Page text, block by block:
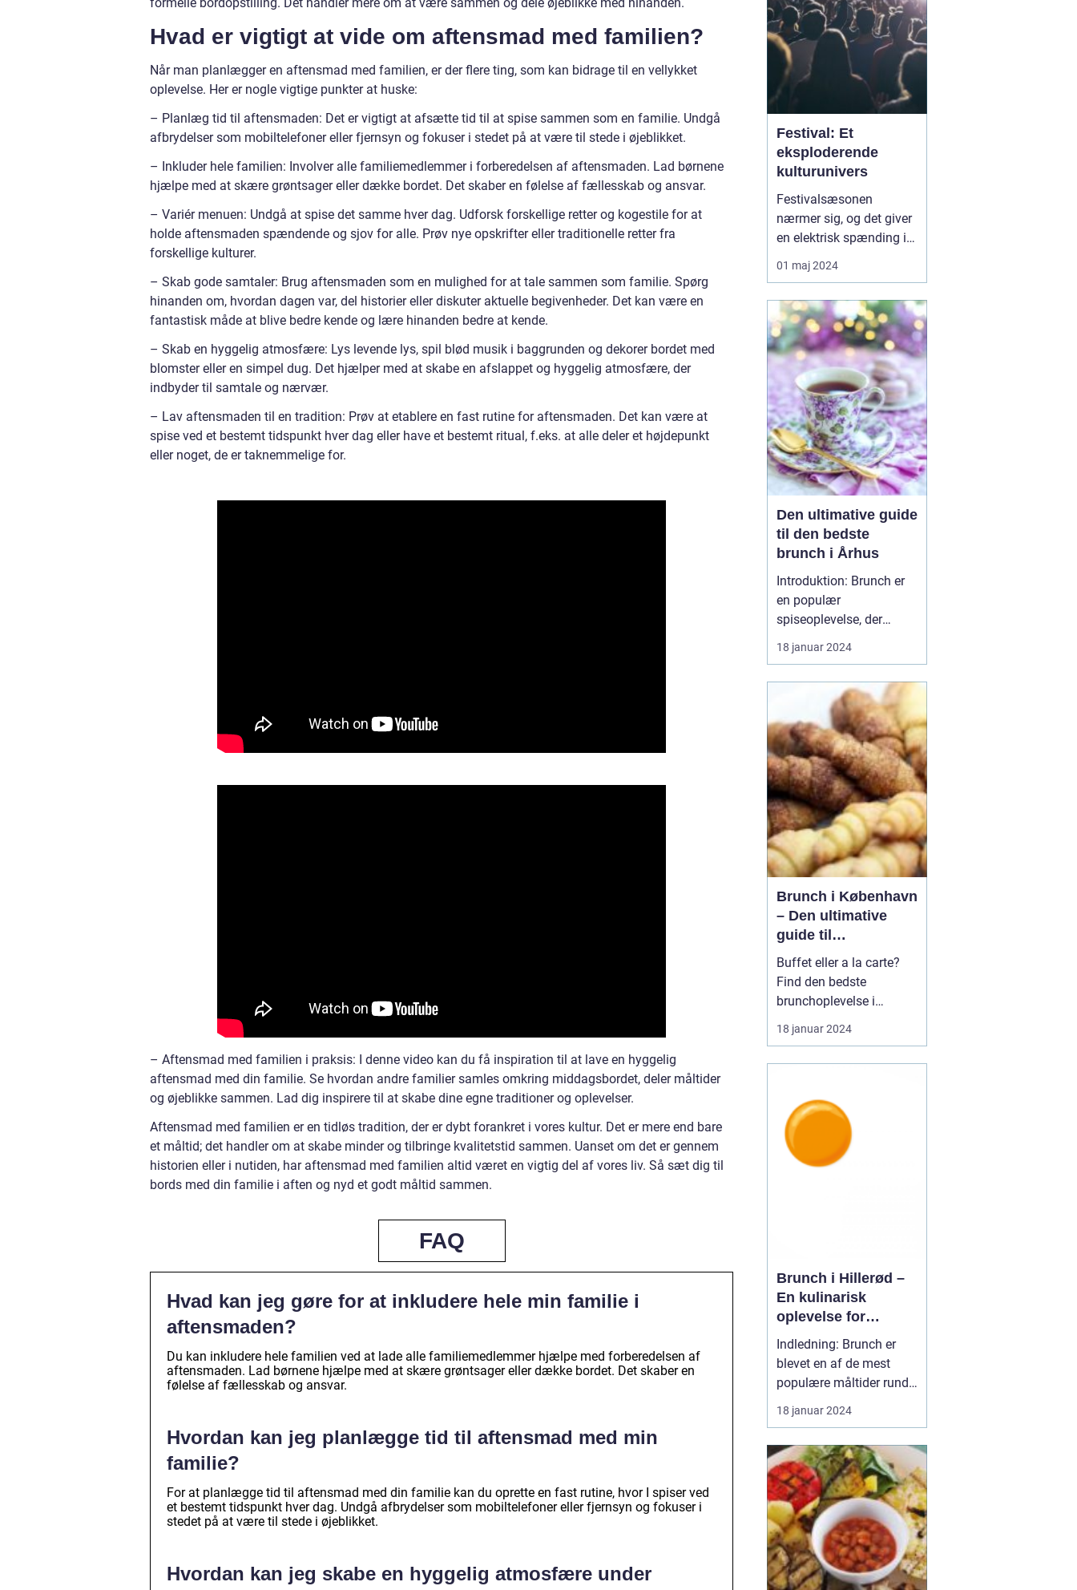
formelle bordopstilling. Det handler mere om at være sammen og dele øjeblikke med hinanden.
Hvad er vigtigt at vide om aftensmad med familien?
Når man planlægger en aftensmad med familien, er der flere ting, som kan bidrage til en vellykket
oplevelse. Her er nogle vigtige punkter at huske:
– Planlæg tid til aftensmaden: Det er vigtigt at afsætte tid til at spise sammen som en familie. Undgå
afbrydelser som mobiltelefoner eller fjernsyn og fokuser i stedet på at være til stede i øjeblikket.
– Inkluder hele familien: Involver alle familiemedlemmer i forberedelsen af aftensmaden. Lad børnene
hjælpe med at skære grøntsager eller dække bordet. Det skaber en følelse af fællesskab og ansvar.
– Variér menuen: Undgå at spise det samme hver dag. Udforsk forskellige retter og kogestile for at
holde aftensmaden spændende og sjov for alle. Prøv nye opskrifter eller traditionelle retter fra
forskellige kulturer.
– Skab gode samtaler: Brug aftensmaden som en mulighed for at tale sammen som familie. Spørg
hinanden om, hvordan dagen var, del historier eller diskuter aktuelle begivenheder. Det kan være en
fantastisk måde at blive bedre kende og lære hinanden bedre at kende.
– Skab en hyggelig atmosfære: Lys levende lys, spil blød musik i baggrunden og dekorer bordet med
blomster eller en simpel dug. Det hjælper med at skabe en afslappet og hyggelig atmosfære, der
indbyder til samtale og nærvær.
– Lav aftensmaden til en tradition: Prøv at etablere en fast rutine for aftensmaden. Det kan være at
spise ved et bestemt tidspunkt hver dag eller have et bestemt ritual, f.eks. at alle deler et højdepunkt
eller noget, de er taknemmelige for.
– Aftensmad med familien i praksis: I denne video kan du få inspiration til at lave en hyggelig
aftensmad med din familie. Se hvordan andre familier samles omkring middagsbordet, deler måltider
og øjeblikke sammen. Lad dig inspirere til at skabe dine egne traditioner og oplevelser.
Aftensmad med familien er en tidløs tradition, der er dybt forankret i vores kultur. Det er mere end bare
et måltid; det handler om at skabe minder og tilbringe kvalitetstid sammen. Uanset om det er gennem
historien eller i nutiden, har aftensmad med familien altid været en vigtig del af vores liv. Så sæt dig til
bords med din familie i aften og nyd et godt måltid sammen.
FAQ
Hvad kan jeg gøre for at inkludere hele min familie i
aftensmaden?
Du kan inkludere hele familien ved at lade alle familiemedlemmer hjælpe med forberedelsen af
aftensmaden. Lad børnene hjælpe med at skære grøntsager eller dække bordet. Det skaber en
følelse af fællesskab og ansvar.
Hvordan kan jeg planlægge tid til aftensmad med min
familie?
For at planlægge tid til aftensmad med din familie kan du oprette en fast rutine, hvor I spiser ved
et bestemt tidspunkt hver dag. Undgå afbrydelser som mobiltelefoner eller fjernsyn og fokuser i
stedet på at være til stede i øjeblikket.
Hvordan kan jeg skabe en hyggelig atmosfære under
Festival: Et
eksploderende
kulturunivers
Festivalsæsonen
nærmer sig, og det giver
en elektrisk spænding i
luften hos musikelskere,
kulturdyrkere og
Festivalen er nemlig
blevet et
kæmpemæssigt
fænomen, hvor hver en
note og hvert et
glitterkast er en del af en
større fort...
01 maj 2024
Den ultimative guide
til den bedste
brunch i Århus
Introduktion: Brunch er
en populær
spiseoplevelse, der
kombinerer det bedste
fra morgenmad og
vi udforske Århus'
bedste brunchsteder og
give dig en dybdegående
indsigt i, hvad der gør
dem til favoritter blandt
både lokale...
18 januar 2024
Brunch i København
– Den ultimative
guide til
eventyrrejsende og
backpackere
Buffet eller a la carte?
Find den bedste
brunchoplevelse i
København Introduktion
til brunch i København
København og tilbyder
en perfekt kombination
af morgenmad og
frokost. Det er en
18 januar 2024
Brunch i Hillerød –
En kulinarisk
oplevelse for
eventyrrejsende og
backpackere
Indledning: Brunch er
blevet en af de mest
populære måltider rundt
omkring i verden, og
Hillerød er ingen
kendt for sin rige historie
og smukke natur, tilbyder
også et bredt udvalg af
lækre brunchsteder, der
tiltaler både eve...
18 januar 2024